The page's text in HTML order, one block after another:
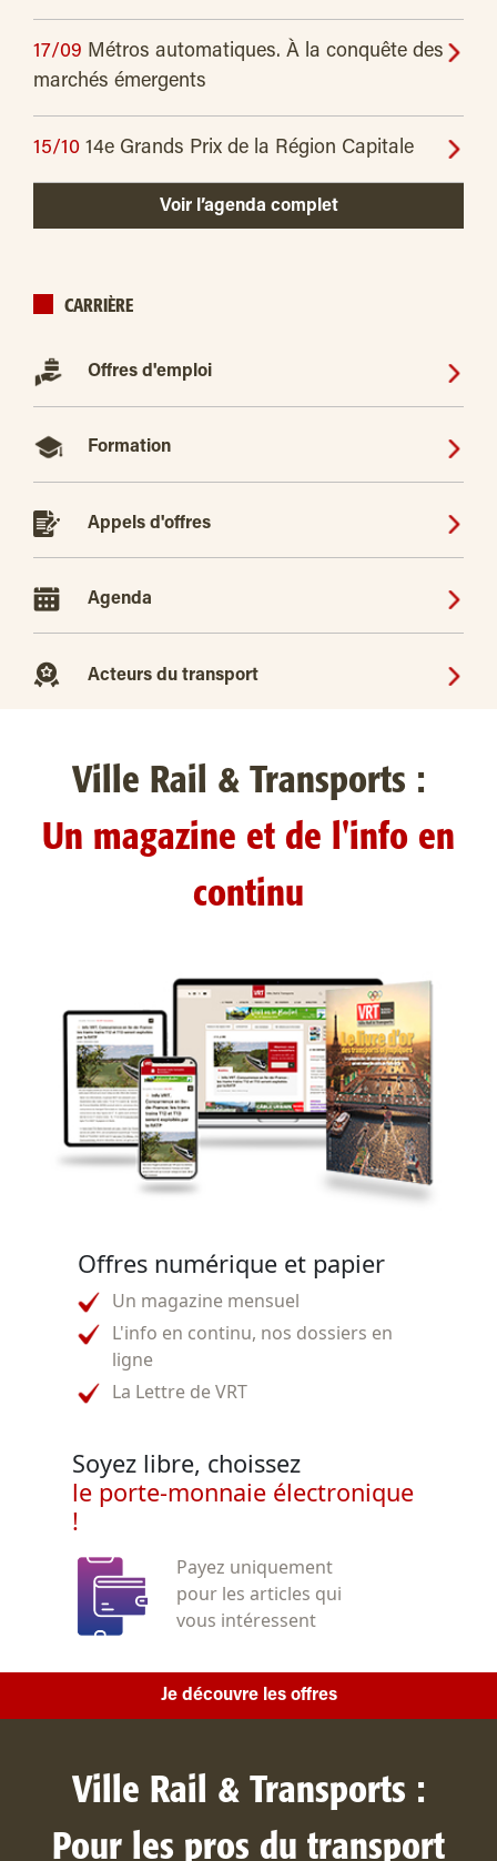
17/09 Métros automatiques. À la conquête des
marchés émergents
15/10 14e Grands Prix de la Région Capitale
Voir l’agenda complet
CARRIÈRE
Offres d'emploi
Formation
Appels d'offres
Agenda
Acteurs du transport
Ville Rail & Transports :
Un magazine et de l'info en
continu
Offres numérique et papier
Un magazine mensuel
L'info en continu, nos dossiers en
ligne
La Lettre de VRT
Soyez libre, choissez
le porte-monnaie électronique
!
Payez uniquement
pour les articles qui
vous intéressent
Je découvre les offres
Ville Rail & Transports :
Pour les pros du transport